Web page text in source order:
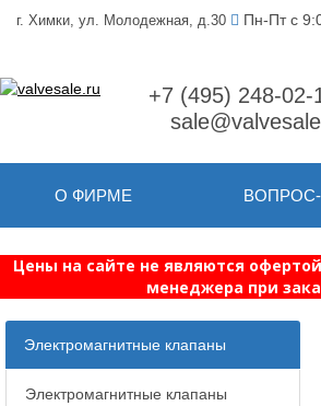
г. Химки, ул. Молодежная, д.30 Пн-Пт с
+7 (495) 248-02-
О ФИРМЕ
Цены на сайте не являются
менеджера при
Электромагнитные клапаны
Электромагнитные клапаны